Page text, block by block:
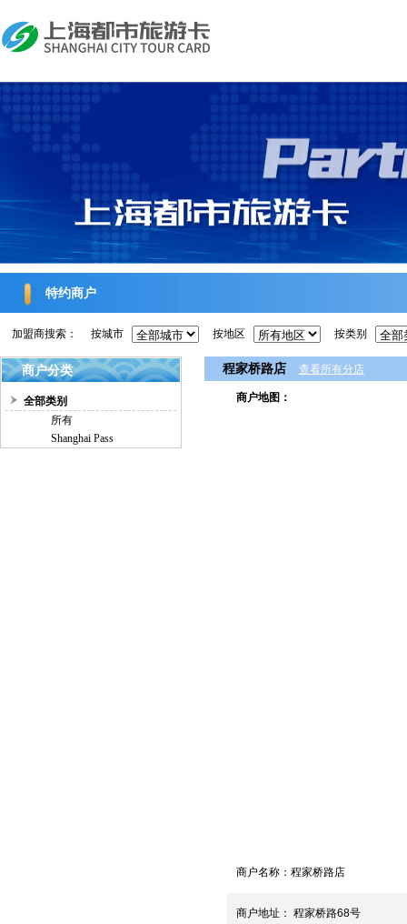
特约商户
加盟商搜索： 按城市 按地区 按类别
商户分类
全部类别
所有
Shanghai Pass
程家桥路店 查看所有分店
商户地图：
商户名称： 程家桥路店
商户地址： 程家桥路68号